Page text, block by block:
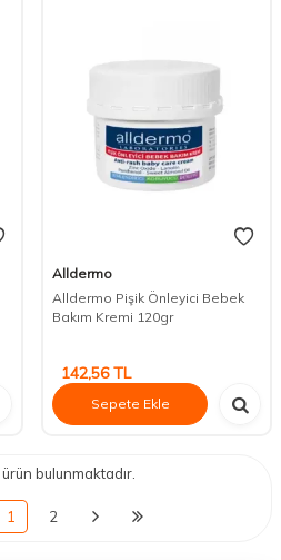
Alldermo
Alldermo Pişik Önleyici Bebek
Bakım Kremi 120gr
142,56TL
Sepete Ekle
ürün bulunmaktadır.
1 2